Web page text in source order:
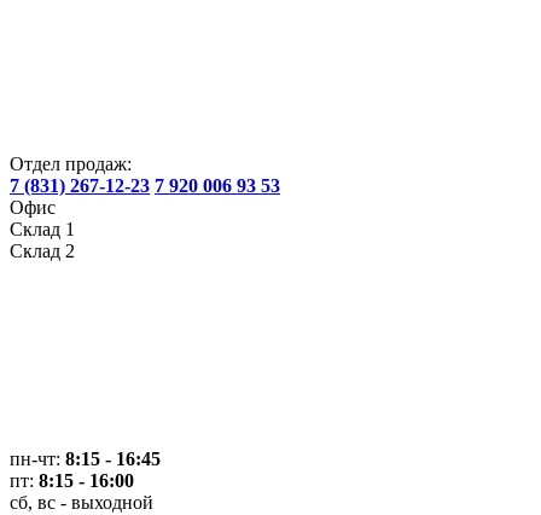
Отдел продаж:
7 (831) 267-12-23 7 920 006 93 53
Офис
Склад 1
Склад 2
пн-чт: 8:15 - 16:45
пт: 8:15 - 16:00
сб, вс - выходной